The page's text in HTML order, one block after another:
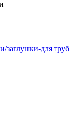
заглушки-для труб